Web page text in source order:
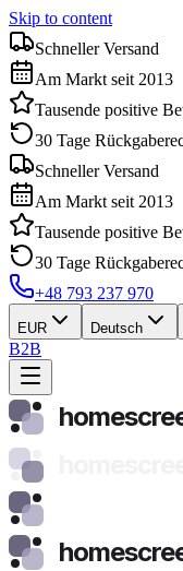
Skip to content
Schneller Versand
Am Markt seit 2013
Tausende positive
30 Tage
Schneller Versand
Am Markt seit 2013
Tausende positive
30 Tage
+48 793 237 970
EUR Deutsch
B2B